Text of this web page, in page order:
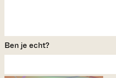
Ben je echt?